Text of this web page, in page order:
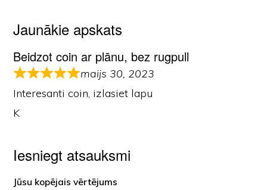
Jaunākie apskats
Beidzot coin ar plānu, bez rugpull
maijs 30, 2023
Interesanti coin, izlasiet lapu
K
Iesniegt atsauksmi
Jūsu kopējais vērtējums